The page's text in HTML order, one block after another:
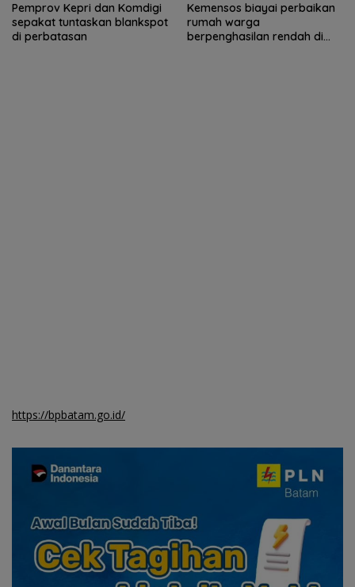
Pemprov Kepri dan Komdigi
sepakat tuntaskan blankspot
di perbatasan
Kemensos biayai perbaikan
rumah warga
berpenghasilan rendah di
https://bpbatam.go.id/